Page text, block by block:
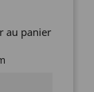
au panier